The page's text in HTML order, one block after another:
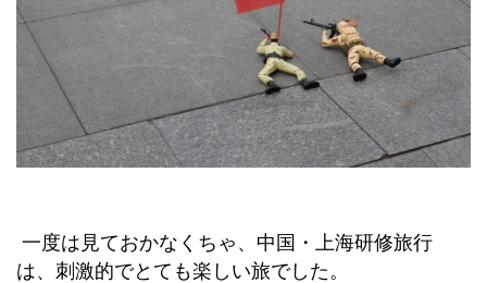
一度は見ておかなくちゃ、中国・上海研修旅行
は、刺激的でとても楽しい旅でした。